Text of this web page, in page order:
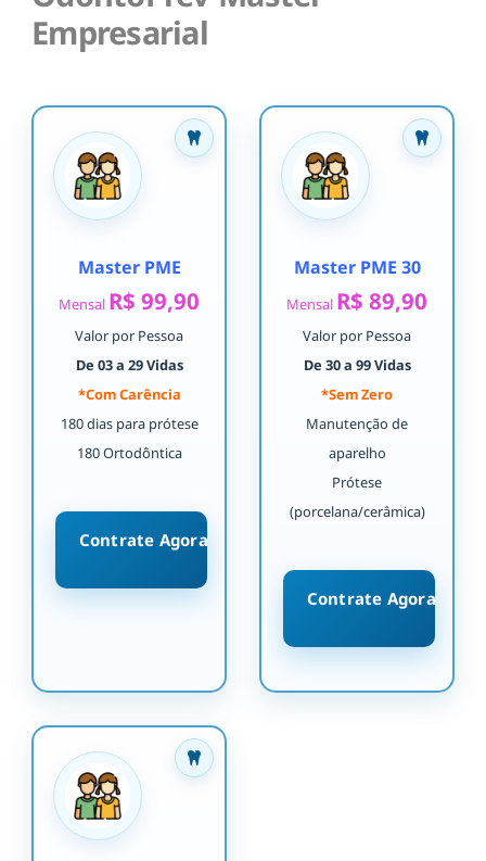
Empresarial
Master PME
Mensal R$ 99,90
Valor por Pessoa
De 03 a 29 Vidas
*Com Carência
180 dias para prótese
180 Ortodôntica
Contrate Agora
Master PME 30
Mensal R$ 89,90
Valor por Pessoa
De 30 a 99 Vidas
*Sem Zero
Manutenção de
aparelho
Prótese
(porcelana/cerâmica)
Contrate Agora